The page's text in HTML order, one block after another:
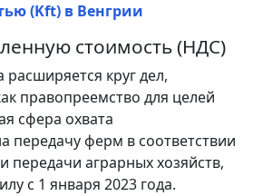
(Kft) в Венгрии
стоимость (НДС)
расширяется круг дел,
правопреемство для целей
сфера охвата
передачу ферм в соответствии
передачи аграрных хозяйств,
с 1 января 2023 года.